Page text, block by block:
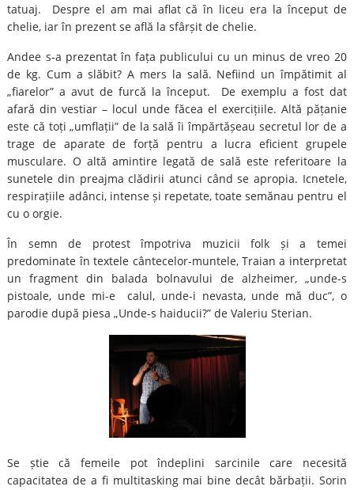
tatuaj. Despre el am mai aflat că în liceu era la început de
chelie, iar în prezent se află la sfârșit de chelie.
Andee s-a prezentat în fața publicului cu un minus de vreo 20
de kg. Cum a slăbit? A mers la sală. Nefiind un împătimit al
„fiarelor” a avut de furcă la început. De exemplu a fost dat
afară din vestiar – locul unde făcea el exercițiile. Altă pățanie
este că toți „umflații” de la sală îi împărtășeau secretul lor de a
trage de aparate de forță pentru a lucra eficient grupele
musculare. O altă amintire legată de sală este referitoare la
sunetele din preajma clădirii atunci când se apropia. Icnetele,
respirațiile adânci, intense și repetate, toate semănau pentru el
cu o orgie.
În semn de protest împotriva muzicii folk și a temei
predominate în textele cântecelor-muntele, Traian a interpretat
un fragment din balada bolnavului de alzheimer, „unde-s
pistoale, unde mi-e calul, unde-i nevasta, unde mă duc”, o
parodie după piesa „Unde-s haiducii?” de Valeriu Sterian.
Se știe că femeile pot îndeplini sarcinile care necesită
capacitatea de a fi multitasking mai bine decât bărbații. Sorin